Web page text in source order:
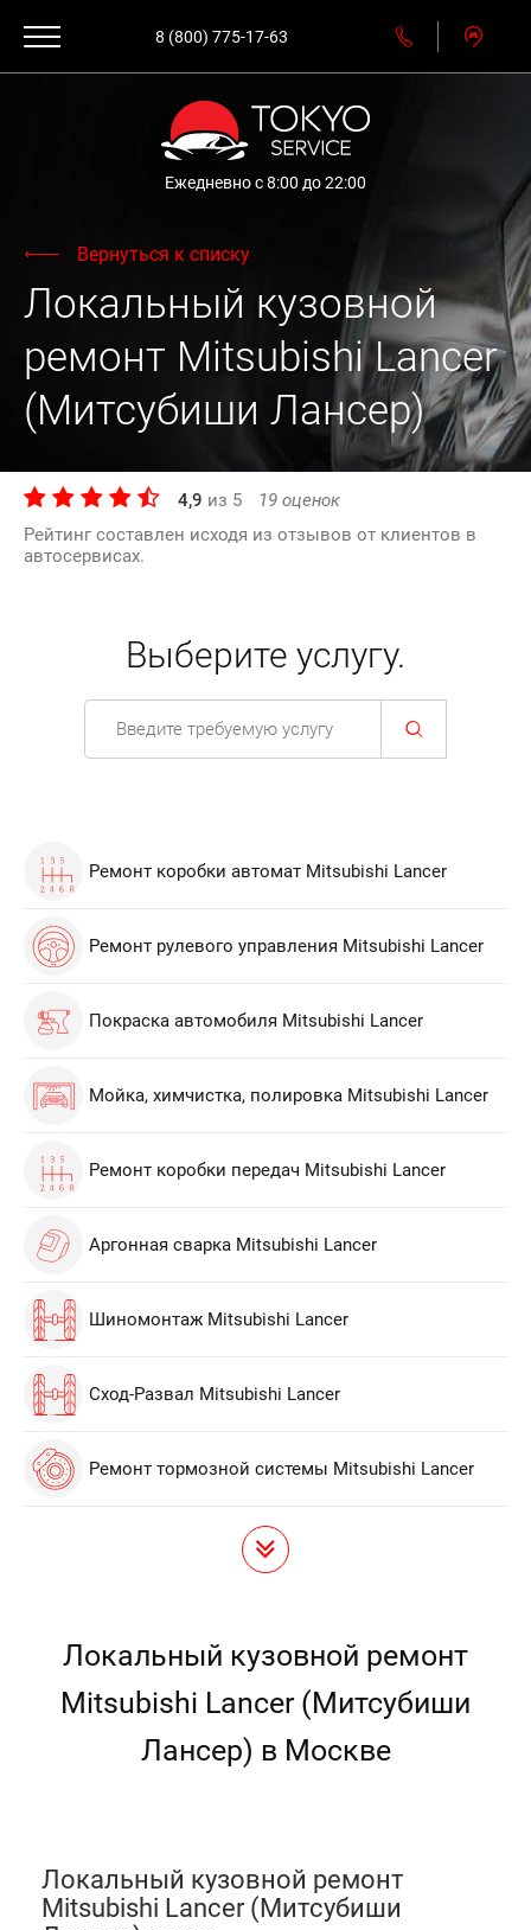
8 (800) 775-17-63
Ежедневно с 8:00 до 22:00
Вернуться к списку
Локальный кузовной
ремонт Mitsubishi Lancer
(Митсубиши Лансер)
4,9 из 5 19 оценок
Рейтинг составлен исходя из отзывов от клиентов в
автосервисах.
Выберите услугу.
Ремонт коробки автомат Mitsubishi Lancer
Ремонт рулевого управления Mitsubishi Lancer
Покраска автомобиля Mitsubishi Lancer
Мойка, химчистка, полировка Mitsubishi Lancer
Ремонт коробки передач Mitsubishi Lancer
Аргонная сварка Mitsubishi Lancer
Шиномонтаж Mitsubishi Lancer
Сход-Развал Mitsubishi Lancer
Ремонт тормозной системы Mitsubishi Lancer
Локальный кузовной ремонт
Mitsubishi Lancer (Митсубиши
Лансер) в Москве
Локальный кузовной ремонт
Mitsubishi Lancer (Митсубиши